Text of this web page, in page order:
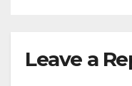
Leave a